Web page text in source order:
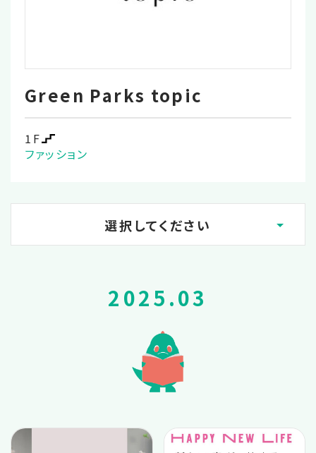
Green Parks topic
1F
ファッション
選択してください
2025.12
2025.10
2025.09
2025.08
2025.03